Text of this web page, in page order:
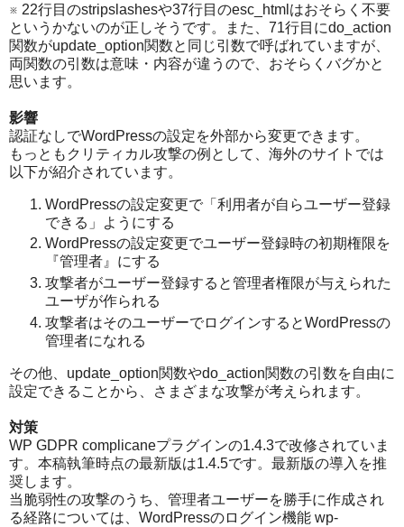
※ 22行目のstripslashesや37行目のesc_htmlはおそらく不要
というかないのが正しそうです。また、71行目にdo_action
関数がupdate_option関数と同じ引数で呼ばれていますが、
両関数の引数は意味・内容が違うので、おそらくバグかと
思います。
影響
認証なしでWordPressの設定を外部から変更できます。
もっともクリティカル攻撃の例として、海外のサイトでは
以下が紹介されています。
WordPressの設定変更で「利用者が自らユーザー登録
できる」ようにする
WordPressの設定変更でユーザー登録時の初期権限を
『管理者』にする
攻撃者がユーザー登録すると管理者権限が与えられた
ユーザが作られる
攻撃者はそのユーザーでログインするとWordPressの
管理者になれる
その他、update_option関数やdo_action関数の引数を自由に
設定できることから、さまざまな攻撃が考えられます。
対策
WP GDPR complicaneプラグインの1.4.3で改修されていま
す。本稿執筆時点の最新版は1.4.5です。最新版の導入を推
奨します。
当脆弱性の攻撃のうち、管理者ユーザーを勝手に作成され
る経路については、WordPressのログイン機能 wp-